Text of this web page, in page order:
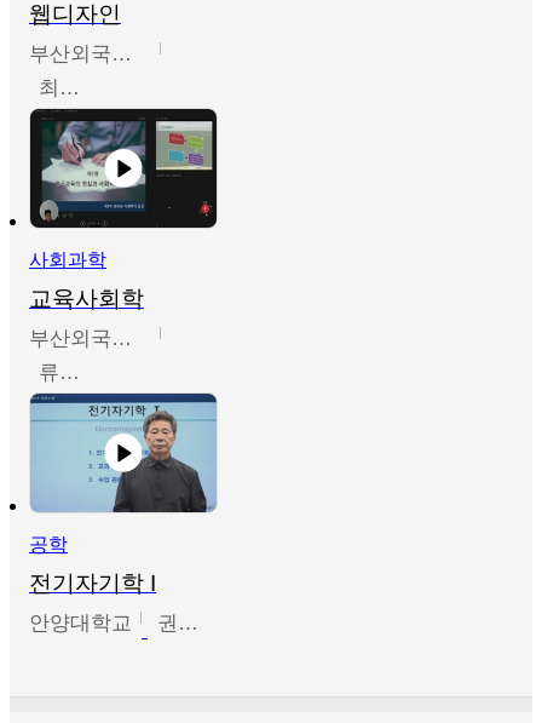
웹디자인
부산외국어대학교
최진오
사회과학
교육사회학
부산외국어대학교
류영철
공학
전기자기학 I
안양대학교 권원현